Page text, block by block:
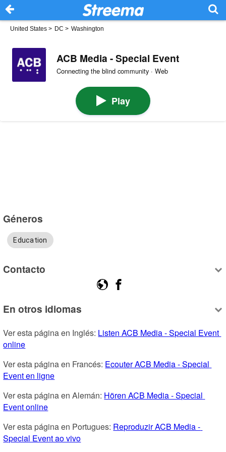
United States > DC > Washington
ACB Media - Special Event
Connecting the blind community · Web
Play
Géneros
Education
Contacto
En otros idiomas
Ver esta página en Inglés: Listen ACB Media - Special Event
online
Ver esta página en Francés: Ecouter ACB Media - Special
Event en ligne
Ver esta página en Alemán: Hören ACB Media - Special
Event online
Ver esta página en Portugues: Reproduzir ACB Media -
Special Event ao vivo